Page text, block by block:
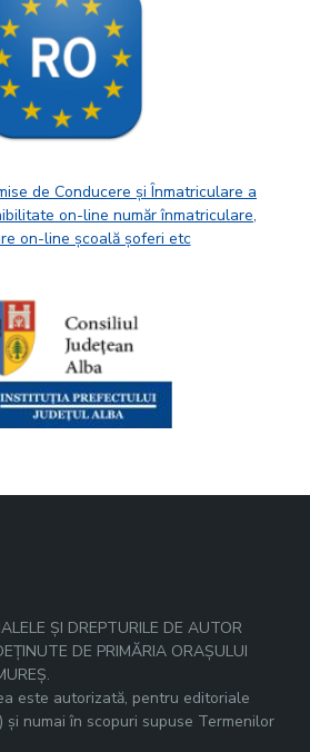
de Conducere și Înmatriculare a
on-line număr înmatriculare,
on-line școală șoferi etc
ȘI DREPTURILE DE AUTOR
DE PRIMĂRIA ORAȘULUI
este autorizată, pentru editoriale
și numai în scopuri supuse Termenilor